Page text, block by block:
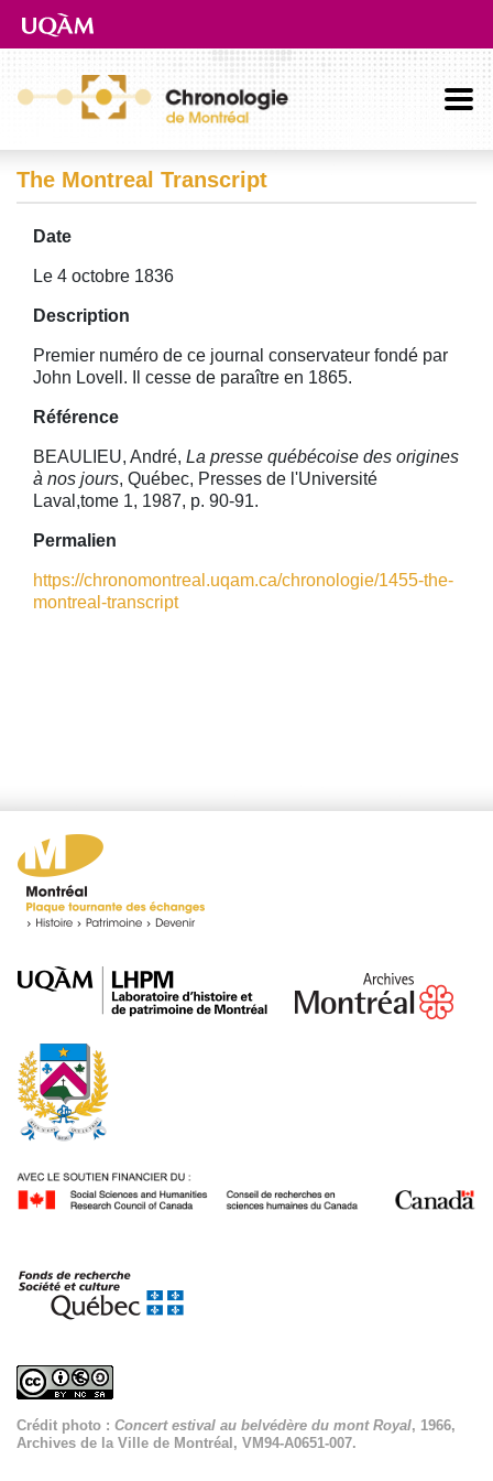
Aller directement au contenu principal
The Montreal Transcript
Date
Le 4 octobre 1836
Description
Premier numéro de ce journal conservateur fondé par
John Lovell. Il cesse de paraître en 1865.
Référence
BEAULIEU, André, La presse québécoise des origines
à nos jours, Québec, Presses de l'Université
Laval,tome 1, 1987, p. 90-91.
Permalien
https://chronomontreal.uqam.ca/chronologie/1455-the-
montreal-transcript
Crédit photo : Concert estival au belvédère du mont Royal, 1966,
Archives de la Ville de Montréal, VM94-A0651-007.